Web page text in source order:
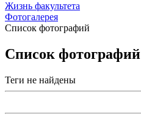
Жизнь факультета
Фотогалерея
Список фотографий
Список фотографий
Теги не найдены